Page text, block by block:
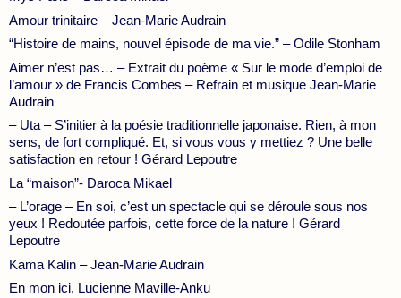
Amour trinitaire – Jean-Marie Audrain
“Histoire de mains, nouvel épisode de ma vie.” – Odile Stonham
Aimer n’est pas… – Extrait du poème « Sur le mode d’emploi de
l’amour » de Francis Combes – Refrain et musique Jean-Marie
Audrain
– Uta – S’initier à la poésie traditionnelle japonaise. Rien, à mon
sens, de fort compliqué. Et, si vous vous y mettiez ? Une belle
satisfaction en retour ! Gérard Lepoutre
La “maison”- Daroca Mikael
– L’orage – En soi, c’est un spectacle qui se déroule sous nos
yeux ! Redoutée parfois, cette force de la nature ! Gérard
Lepoutre
Kama Kalin – Jean-Marie Audrain
En mon ici, Lucienne Maville-Anku